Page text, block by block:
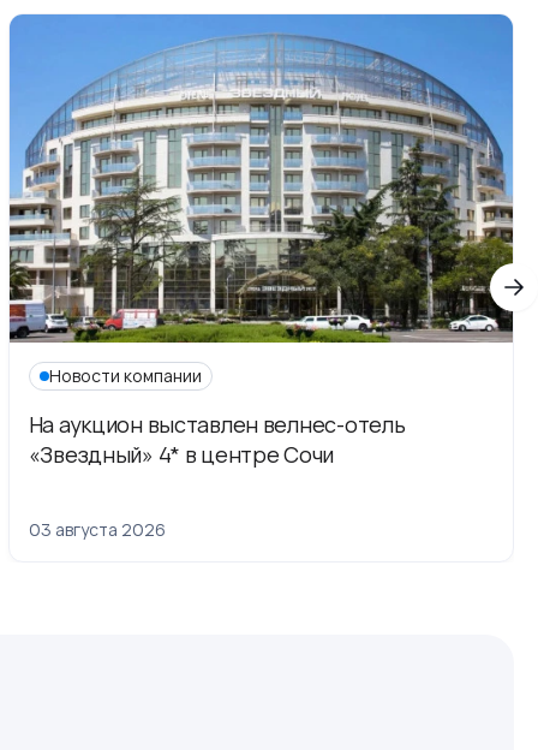
Новости компании
На аукцион выставлен велнес-отель
«Звездный» 4* в центре Сочи
03 августа 2026